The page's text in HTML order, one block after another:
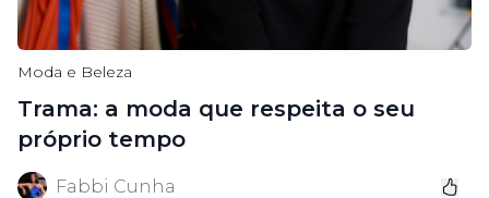
Moda e Beleza
Trama: a moda que respeita o seu
próprio tempo
Fabbi Cunha